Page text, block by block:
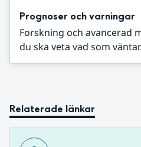
Prognoser och varningar
Forskning och avancerad
du ska veta vad som väntar.
Relaterade länkar